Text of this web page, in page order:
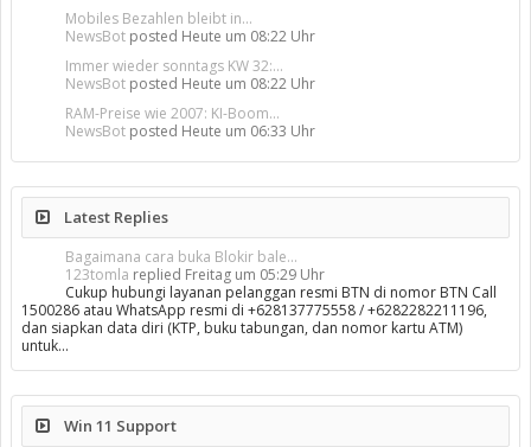
Mobiles Bezahlen bleibt in...
NewsBot posted Heute um 08:22 Uhr
Immer wieder sonntags KW 32:...
NewsBot posted Heute um 08:22 Uhr
RAM-Preise wie 2007: KI-Boom...
NewsBot posted Heute um 06:33 Uhr
Latest Replies
Bagaimana cara buka Blokir bale...
123tomla replied Freitag um 05:29 Uhr
Cukup hubungi layanan pelanggan resmi BTN di nomor BTN Call
1500286 atau WhatsApp resmi di +628137775558 / +6282282211196,
dan siapkan data diri (KTP, buku tabungan, dan nomor kartu ATM)
untuk…
Win 11 Support